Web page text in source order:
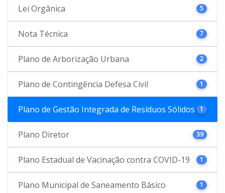
Lei Orgânica 5
Nota Técnica 7
Plano de Arborização Urbana 2
Plano de Contingência Defesa Civil 1
Plano de Gestão Integrada de Resíduos Sólidos 1
Plano Diretor 39
Plano Estadual de Vacinação contra COVID-19 1
Plano Municipal de Saneamento Básico 1